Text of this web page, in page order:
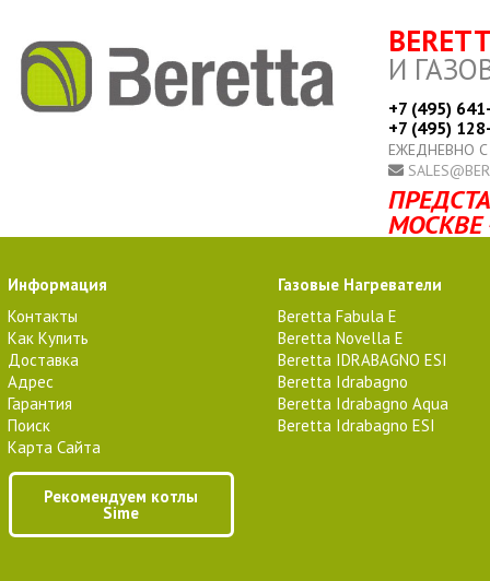
И
+7 (495)
+7 (495)
ЕЖЕДНЕВНО
МОСКВЕ
Информация
Контакты
Как Купить
Доставка
Адрес
Гарантия
Поиск
Карта Сайта
Рекомендуем котлы
Sime
Газовые Нагреватели
Beretta Fabula E
Beretta Novella E
Beretta IDRABAGNO ESI
Beretta Idrabagno
Beretta Idrabagno Aqua
Beretta Idrabagno ESI